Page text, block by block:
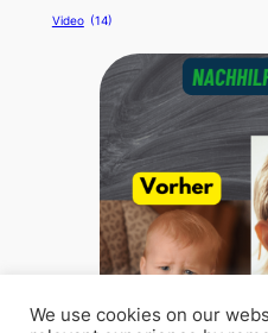
Video (14)
We use cookies on our